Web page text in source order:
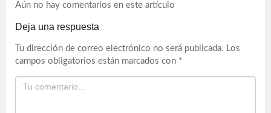
Aún no hay comentarios en este artículo
Deja una respuesta
Tu dirección de correo electrónico no será publicada. Los
campos obligatorios están marcados con *